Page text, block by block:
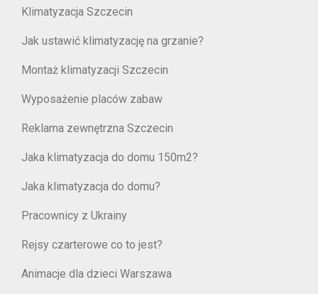
Klimatyzacja Szczecin
Jak ustawić klimatyzację na grzanie?
Montaż klimatyzacji Szczecin
Wyposażenie placów zabaw
Reklama zewnętrzna Szczecin
Jaka klimatyzacja do domu 150m2?
Jaka klimatyzacja do domu?
Pracownicy z Ukrainy
Rejsy czarterowe co to jest?
Animacje dla dzieci Warszawa